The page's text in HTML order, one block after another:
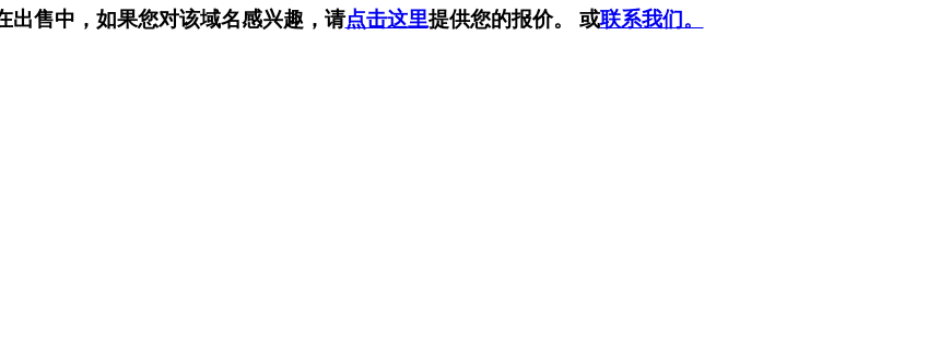
出售中，如果您对该域名感兴趣，请点击这里提供您的报价。 或联系我们。